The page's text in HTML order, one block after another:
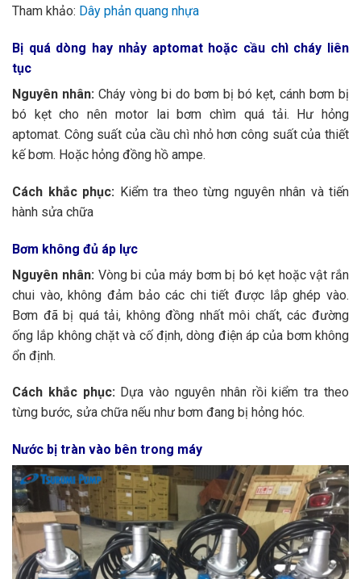
Tham khảo: Dây phản quang nhựa
Bị quá dòng hay nhảy aptomat hoặc cầu chì cháy liên
tục
Nguyên nhân: Cháy vòng bi do bơm bị bó kẹt, cánh bơm bị
bó kẹt cho nên motor lai bơm chìm quá tải. Hư hỏng
aptomat. Công suất của cầu chì nhỏ hơn công suất của thiết
kế bơm. Hoặc hỏng đồng hồ ampe.
Cách khắc phục: Kiểm tra theo từng nguyên nhân và tiến
hành sửa chữa
Bơm không đủ áp lực
Nguyên nhân: Vòng bi của máy bơm bị bó kẹt hoặc vật rắn
chui vào, không đảm bảo các chi tiết được lắp ghép vào.
Bơm đã bị quá tải, không đồng nhất môi chất, các đường
ống lắp không chặt và cố định, dòng điện áp của bơm không
ổn định.
Cách khắc phục: Dựa vào nguyên nhân rồi kiểm tra theo
từng bước, sửa chữa nếu như bơm đang bị hỏng hóc.
Nước bị tràn vào bên trong máy